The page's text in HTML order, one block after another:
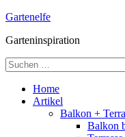
Skip
content
Gartenelfe
Garteninspiration
Suche
nach:
Home
Artikel
Balkon +
Balkon